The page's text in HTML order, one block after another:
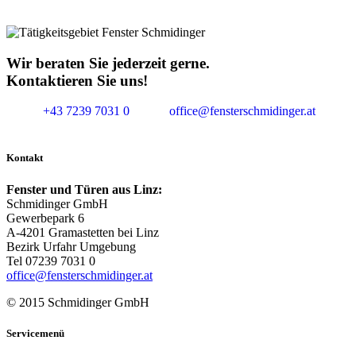
Wir beraten Sie jederzeit gerne.
Kontaktieren Sie uns!
+43 7239 7031 0 office@fensterschmidinger.at
Kontakt
Fenster und Türen aus Linz:
Schmidinger GmbH
Gewerbepark 6
A-4201 Gramastetten bei Linz
Bezirk Urfahr Umgebung
Tel 07239 7031 0
office@fensterschmidinger.at
© 2015 Schmidinger GmbH
Servicemenü